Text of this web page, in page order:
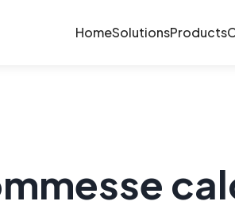
HomeSolutionsProducts